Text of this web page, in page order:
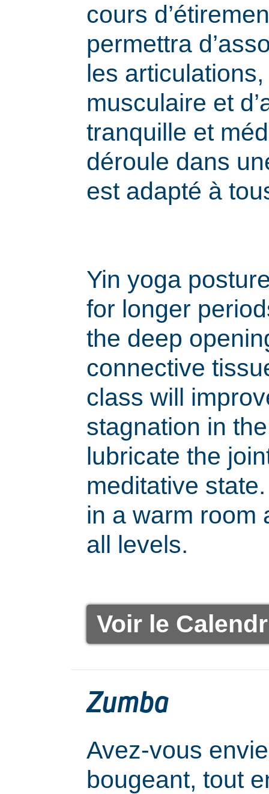
cours
permettra
les
musculaire et
tranquille et
déroule dans
est adapté à
Yin yoga
for longer
the deep
connective
class will
stagnation in
lubricate the
meditative
in a warm room
all levels.
Voir le
Zumba
Avez-vous
bougeant, tout